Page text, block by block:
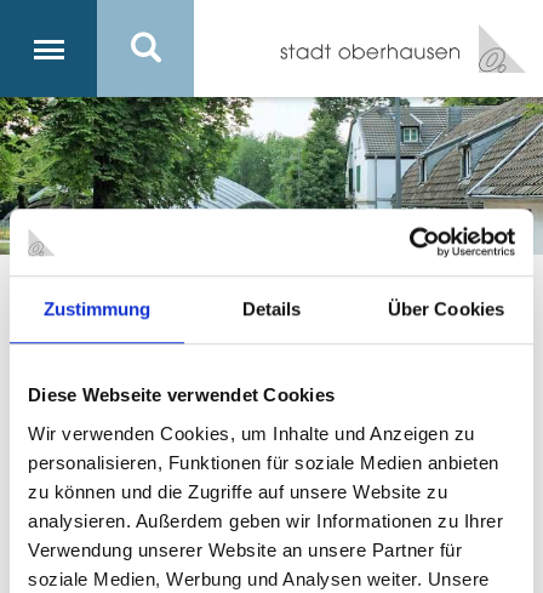
Zustimmung Details Über Cookies
Diese Webseite verwendet Cookies
Wir verwenden Cookies, um Inhalte und Anzeigen zu
personalisieren, Funktionen für soziale Medien anbieten
zu können und die Zugriffe auf unsere Website zu
analysieren. Außerdem geben wir Informationen zu Ihrer
Verwendung unserer Website an unsere Partner für
soziale Medien, Werbung und Analysen weiter. Unsere
Vorlesen
Kultur in Oberhausen
Museen, Galerien
Hier erfahren Sie mehr über die Oberhausener Museen.
Bunkermuseum Oberhausen
Gedenkhalle Oberhausen
Kunsthaus Haven
LUDWIGGALERIE Schloss Oberhausen